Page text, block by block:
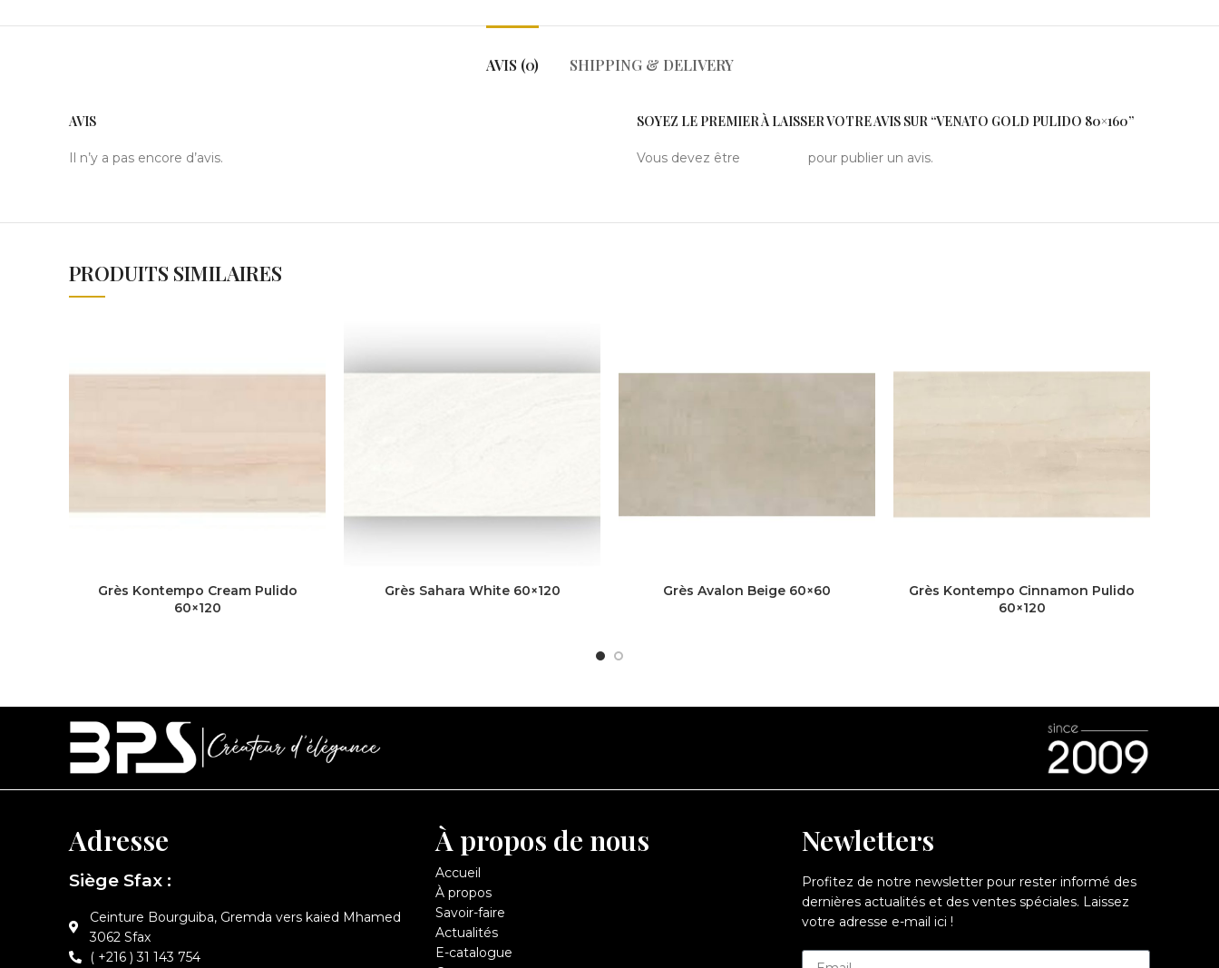
AVIS (0) SHIPPING & DELIVERY
AVIS
Il n’y a pas encore d’avis.
SOYEZ LE PREMIER À LAISSER VOTRE AVIS SUR “VENATO GOLD PULIDO 80×160”
Vous devez être pour publier un avis.
PRODUITS SIMILAIRES
Grès Kontempo Cream Pulido
60×120
Grès Sahara White 60×120 Grès Avalon Beige 60×60
Grès Kontempo Cinnamon Pulido
60×120
Adresse
Siège Sfax :
Ceinture Bourguiba, Gremda vers kaied Mhamed
3062 Sfax
( +216 ) 31 143 754
À propos de nous
Accueil
À propos
Savoir-faire
Actualités
E-catalogue
Newletters
Profitez de notre newsletter pour rester informé des
dernières actualités et des ventes spéciales. Laissez
votre adresse e-mail ici !